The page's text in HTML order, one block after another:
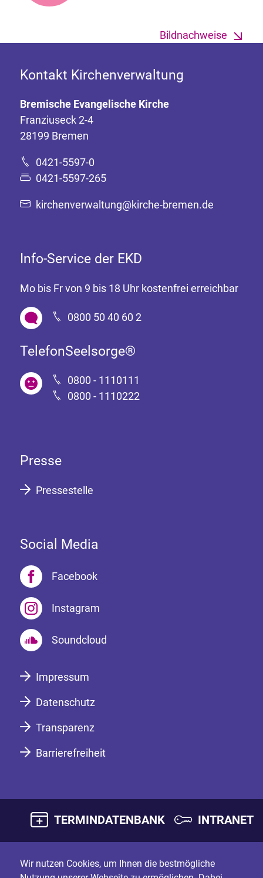
Bildnachweise
Kontakt Kirchenverwaltung
Bremische Evangelische Kirche
Franziuseck 2-4
28199 Bremen
0421-5597-0
0421-5597-265
kirchenverwaltung@kirche-bremen.de
Info-Service der EKD
Mo bis Fr von 9 bis 18 Uhr kostenfrei erreichbar
0800 50 40 60 2
TelefonSeelsorge®
0800 - 1110111
0800 - 1110222
Presse
Pressestelle
Social Media
Facebook
Instagram
Soundcloud
Impressum
Datenschutz
Transparenz
Barrierefreiheit
TERMINDATENBANK INTRANET
Wir nutzen Cookies, um Ihnen die bestmögliche